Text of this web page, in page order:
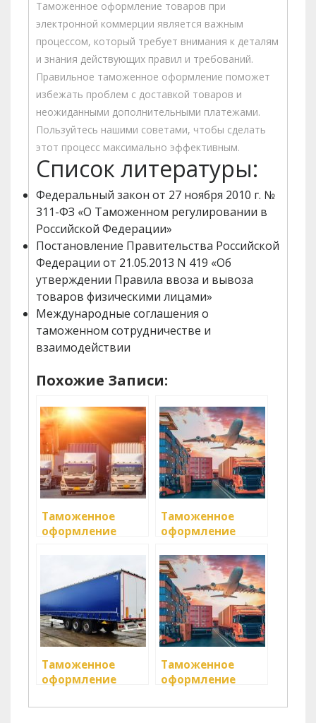
Таможенное оформление товаров при
электронной коммерции является важным
процессом, который требует внимания к деталям
и знания действующих правил и требований.
Правильное таможенное оформление поможет
избежать проблем с доставкой товаров и
неожиданными дополнительными платежами.
Пользуйтесь нашими советами, чтобы сделать
этот процесс максимально эффективным.
Список литературы:
Федеральный закон от 27 ноября 2010 г. №
311-ФЗ «О Таможенном регулировании в
Российской Федерации»
Постановление Правительства Российской
Федерации от 21.05.2013 N 419 «Об
утверждении Правила ввоза и вывоза
товаров физическими лицами»
Международные соглашения о
таможенном сотрудничестве и
взаимодействии
Похожие Записи:
Таможенное
оформление
экспорта
Таможенное
оформление
Таможенное
оформление
процедуры и
Таможенное
оформление
импорте